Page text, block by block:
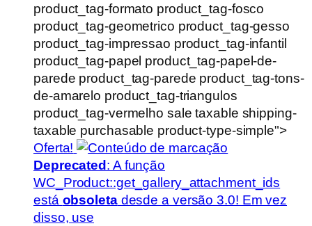
product_tag-formato product_tag-fosco
product_tag-geometrico product_tag-gesso
product_tag-impressao product_tag-infantil
product_tag-papel product_tag-papel-de-
parede product_tag-parede product_tag-tons-
de-amarelo product_tag-triangulos
product_tag-vermelho sale taxable shipping-
taxable purchasable product-type-simple">
Oferta!
Deprecated: A função
WC_Product::get_gallery_attachment_ids
está obsoletadesde a versão 3.0! Em vez
disso, use